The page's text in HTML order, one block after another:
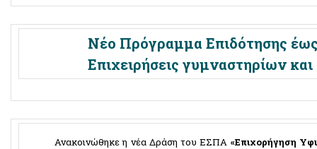
Νέο Πρόγραμμα Επιδότησης έως
Επιχειρήσεις γυμναστηρίων
Ανακοινώθηκε η νέα Δράση του ΕΣΠΑ «Επιχορήγηση